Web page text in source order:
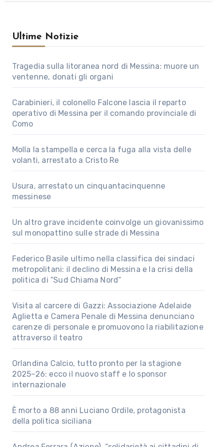
Ultime Notizie
Tragedia sulla litoranea nord di Messina: muore un
ventenne, donati gli organi
Carabinieri, il colonello Falcone lascia il reparto
operativo di Messina per il comando provinciale di
Como
Molla la stampella e cerca la fuga alla vista delle
volanti, arrestato a Cristo Re
Usura, arrestato un cinquantacinquenne
messinese
Un altro grave incidente coinvolge un giovanissimo
sul monopattino sulle strade di Messina
Federico Basile ultimo nella classifica dei sindaci
metropolitani: il declino di Messina e la crisi della
politica di “Sud Chiama Nord”
Visita al carcere di Gazzi: Associazione Adelaide
Aglietta e Camera Penale di Messina denunciano
carenze di personale e promuovono la riabilitazione
attraverso il teatro
Orlandina Calcio, tutto pronto per la stagione
2025–26: ecco il nuovo staff e lo sponsor
internazionale
È morto a 88 anni Luciano Ordile, protagonista
della politica siciliana